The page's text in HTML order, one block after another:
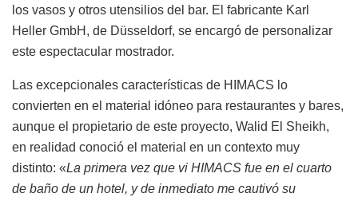
los vasos y otros utensilios del bar. El fabricante Karl
Heller GmbH, de Düsseldorf, se encargó de personalizar
este espectacular mostrador.
Las excepcionales características de HIMACS lo
convierten en el material idóneo para restaurantes y bares,
aunque el propietario de este proyecto, Walid El Sheikh,
en realidad conoció el material en un contexto muy
distinto: «La primera vez que vi HIMACS fue en el cuarto
de baño de un hotel, y de inmediato me cautivó su